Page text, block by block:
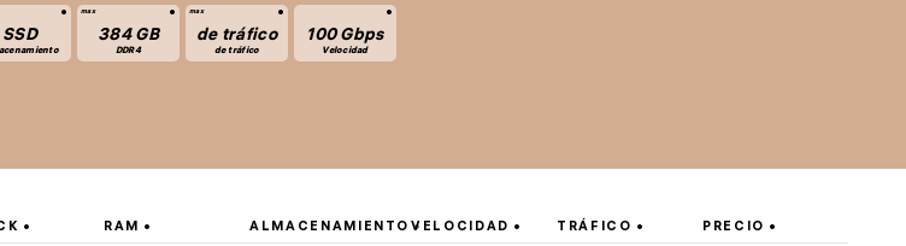
SSD 384 GB
DDR4
de tráfico
de tráfico
100 Gbps
Velocidad
RAM ALMACENAMIENTO VELOCIDAD TRÁFICO PRECIO